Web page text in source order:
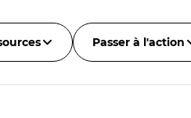
Passer à l'action